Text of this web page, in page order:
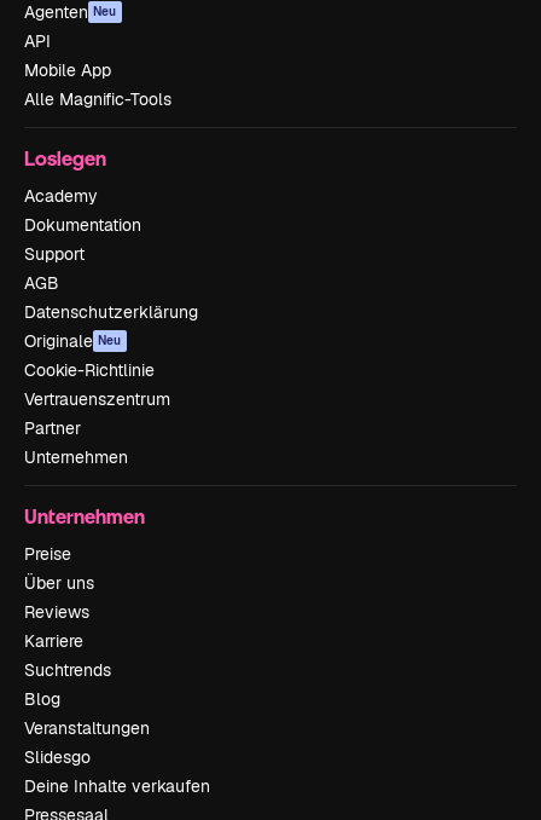
Agenten Neu
API
Mobile App
Alle Magnific-Tools
Loslegen
Academy
Dokumentation
Support
AGB
Datenschutzerklärung
Originale Neu
Cookie-Richtlinie
Vertrauenszentrum
Partner
Unternehmen
Unternehmen
Preise
Über uns
Reviews
Karriere
Suchtrends
Blog
Veranstaltungen
Slidesgo
Deine Inhalte verkaufen
Pressesaal